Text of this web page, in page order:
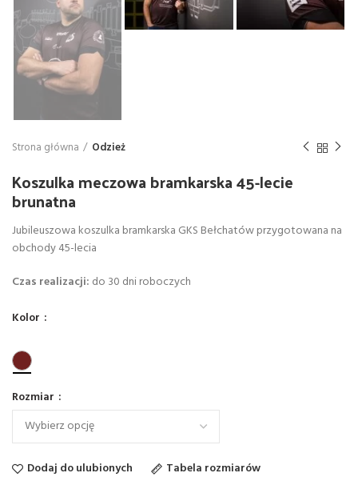
Strona główna Odzież
Koszulka meczowa bramkarska 45-lecie
brunatna
Jubileuszowa koszulka bramkarska GKS Bełchatów przygotowana na
obchody 45-lecia
Czas realizacji: do 30 dni roboczych
Kolor
Rozmiar
Dodaj do ulubionych Tabela rozmiarów